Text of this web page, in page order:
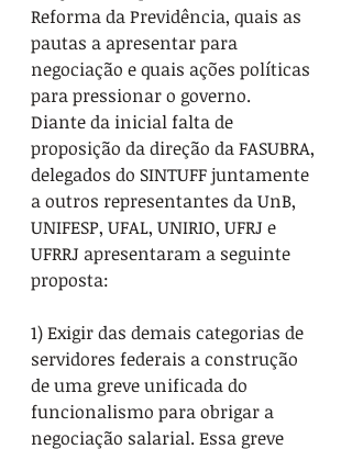
Reforma da Previdência, quais as
pautas a apresentar para
negociação e quais ações políticas
para pressionar o governo.
Diante da inicial falta de
proposição da direção da FASUBRA,
delegados do SINTUFF juntamente
a outros representantes da UnB,
UNIFESP, UFAL, UNIRIO, UFRJ e
UFRRJ apresentaram a seguinte
proposta:
1) Exigir das demais categorias de
servidores federais a construção
de uma greve unificada do
funcionalismo para obrigar a
negociação salarial. Essa greve